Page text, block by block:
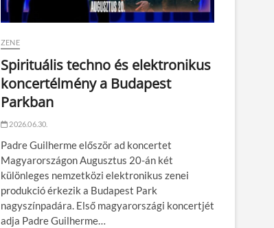
ZENE
Spirituális techno és elektronikus
koncertélmény a Budapest
Parkban
2026.06.30.
Padre Guilherme először ad koncertet
Magyarországon Augusztus 20-án két
különleges nemzetközi elektronikus zenei
produkció érkezik a Budapest Park
nagyszínpadára. Első magyarországi koncertjét
adja Padre Guilherme…